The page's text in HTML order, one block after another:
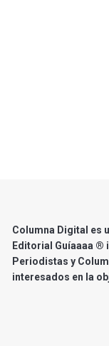
Columna Digital es
Editorial Guíaaaa ®
Periodistas y
interesados en la